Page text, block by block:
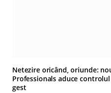
Netezire oricând, oriunde:
Professionals aduce
gest